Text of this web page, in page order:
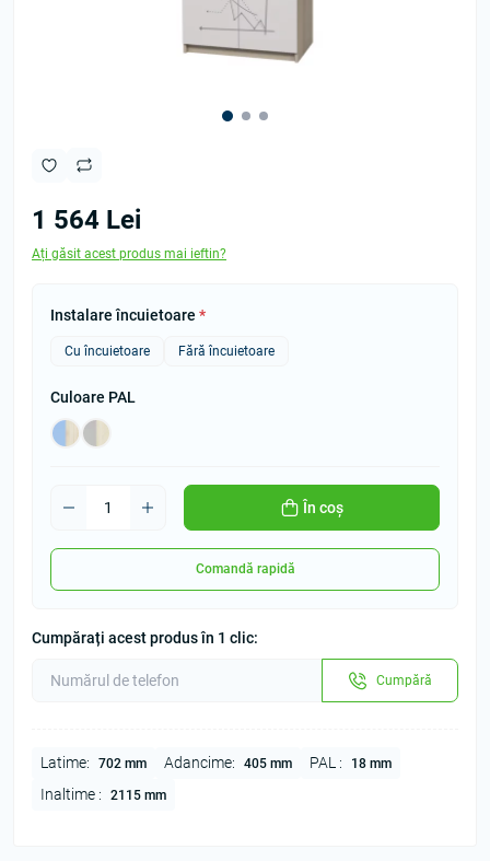
1 564 Lei
Ați găsit acest produs mai ieftin?
Instalare încuietoare *
Cu încuietoare Fără încuietoare
Culoare PAL
În coș
Comandă rapidă
Cumpărați acest produs în 1 clic:
Cumpără
Latime: 702 mm Adancime: 405 mm PAL : 18 mm
Inaltime : 2115 mm